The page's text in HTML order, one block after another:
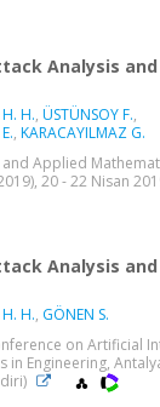
Analysis
H., ÜSTÜNSOY F.,
, KARACAYILMAZ G.
Applied
20 - 22 Nisan
Analysis
H., GÖNEN S.
on Artificial
Engineering,